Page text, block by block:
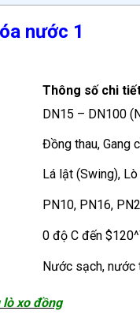
nước 1
Thông số chi
DN15 – DN100
Đồng thau, Gang
Lá lật (Swing),
PN10, PN16,
0 độ C đến
Nước sạch, nước
lò xo đồng